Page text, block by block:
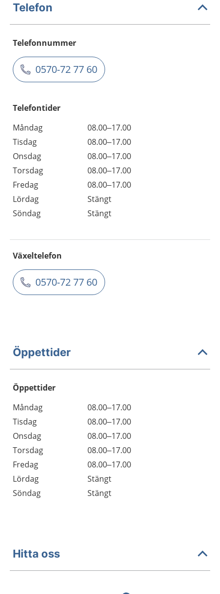
Telefon
Telefonnummer
0570-72 77 60
Telefontider
Måndag
08.00–17.00
Tisdag
08.00–17.00
Onsdag
08.00–17.00
Torsdag
08.00–17.00
Fredag
08.00–17.00
Lördag
Stängt
Söndag
Stängt
Växeltelefon
0570-72 77 60
Öppettider
Öppettider
Dag
Öppettider
Kommentarer
Måndag
08.00–17.00
Tisdag
08.00–17.00
Onsdag
08.00–17.00
Torsdag
08.00–17.00
Fredag
08.00–17.00
Lördag
Stängt
Söndag
Stängt
Hitta oss